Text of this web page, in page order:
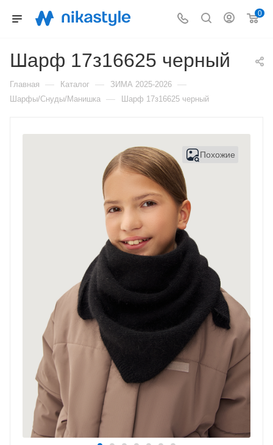
0
Шарф 17з16625 черный
Главная — Каталог — ЗИМА 2025-2026 —
Шарфы/Снуды/Манишка — Шарф 17з16625 черный
Похожие